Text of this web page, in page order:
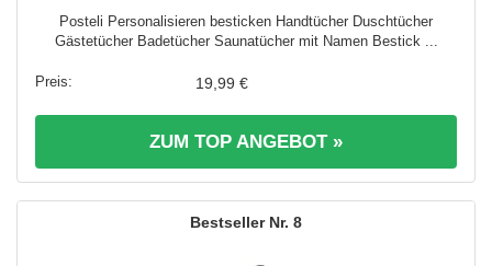
Posteli Personalisieren besticken Handtücher Duschtücher
Gästetücher Badetücher Saunatücher mit Namen Bestick ...
19,99 €
ZUM TOP ANGEBOT »
8